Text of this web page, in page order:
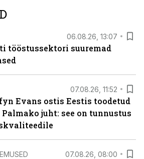
06.08.26, 13:07
tööstussektori suuremad
07.08.26, 11:52
Evans ostis Eestis toodetud
juht: see on tunnustus
07.08.26, 08:00